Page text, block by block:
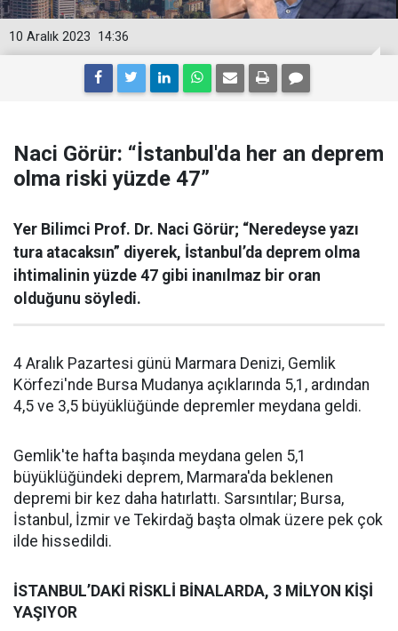
14:36
10 Aralık 2023
Naci Görür: “İstanbul'da her an deprem
olma riski yüzde 47”
Yer Bilimci Prof. Dr. Naci Görür; “Neredeyse yazı
tura atacaksın” diyerek, İstanbul’da deprem olma
ihtimalinin yüzde 47 gibi inanılmaz bir oran
olduğunu söyledi.
4 Aralık Pazartesi günü Marmara Denizi, Gemlik
Körfezi'nde Bursa Mudanya açıklarında 5,1, ardından
4,5 ve 3,5 büyüklüğünde depremler meydana geldi.
Gemlik'te hafta başında meydana gelen 5,1
büyüklüğündeki deprem, Marmara'da beklenen
depremi bir kez daha hatırlattı. Sarsıntılar; Bursa,
İstanbul, İzmir ve Tekirdağ başta olmak üzere pek çok
ilde hissedildi.
İSTANBUL’DAKİ RİSKLİ BİNALARDA, 3 MİLYON KİŞİ
YAŞIYOR